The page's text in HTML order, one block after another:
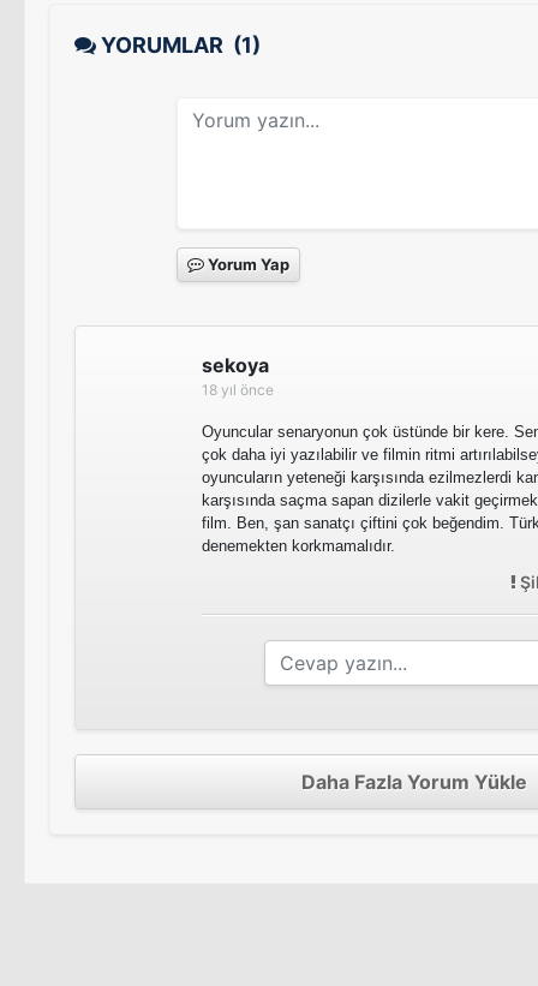
YORUMLAR (1)
Yorum Yap
sekoya
18 yıl önce
Oyuncular senaryonun çok üstünde bir kere.
çok daha iyi yazılabilir ve filmin ritmi
oyuncuların yeteneği karşısında ezilmezlerdi
karşısında saçma sapan dizilerle vakit
film. Ben, şan sanatçı çiftini çok beğendim.
denemekten korkmamalıdır.
Daha Fazla Yorum Yükle